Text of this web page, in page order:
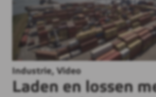
Industrie, Video
Laden en lossen